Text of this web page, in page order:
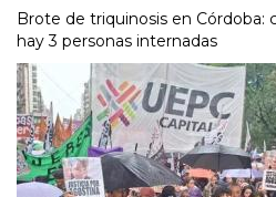
Brote de triquinosis en Córdoba:
hay 3 personas internadas